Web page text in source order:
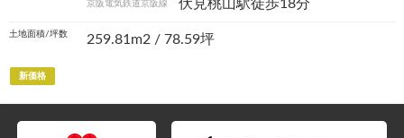
京阪電気鉄道京阪線 伏見桃山駅徒歩18分
土地面積/坪数 259.81m2 / 78.59坪
新価格